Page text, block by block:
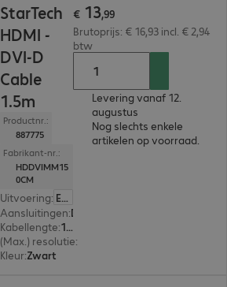
StarTech
HDMI -
DVI-D
Cable
1.5m
Productnr.:
887775
Fabrikant-nr.:
HDDVIMM15
0CM
Uitvoering: Europa
Aansluitingen:
Kabellengte: 1,5 m
(Max.) resolutie:
Kleur:Zwart
€ 13,99
Brutoprijs: € 16,93 incl. € 2,94
btw
Levering vanaf 12.
augustus
Nog slechts enkele
artikelen op voorraad.